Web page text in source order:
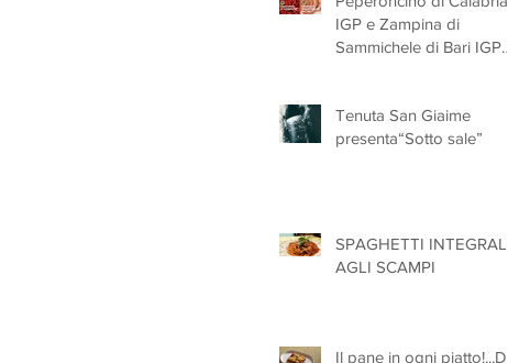
IGP e Zampina di
Sammichele di Bari IGP
Tenuta San Giaime
presenta“Sotto sale”
SPAGHETTI INTEGRALI
AGLI SCAMPI
Il pane in ogni piatto!...Da